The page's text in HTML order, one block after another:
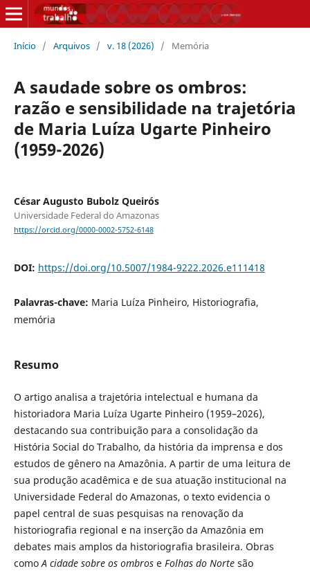
Início / Arquivos / v. 18 (2026) / Memória
A saudade sobre os ombros:
razão e sensibilidade na trajetória
de Maria Luíza Ugarte Pinheiro
(1959-2026)
César Augusto Bubolz Queirós
Universidade Federal do Amazonas
https://orcid.org/0000-0002-5752-6148
DOI: https://doi.org/10.5007/1984-9222.2026.e111418
Palavras-chave: Maria Luíza Pinheiro, Historiografia,
memória
Resumo
O artigo analisa a trajetória intelectual e humana da
historiadora Maria Luíza Ugarte Pinheiro (1959–2026),
destacando sua contribuição para a consolidação da
História Social do Trabalho, da história da imprensa e dos
estudos de gênero na Amazônia. A partir de uma leitura de
sua produção acadêmica e de sua atuação institucional na
Universidade Federal do Amazonas, o texto evidencia o
papel central de suas pesquisas na renovação da
historiografia regional e na inserção da Amazônia em
debates mais amplos da historiografia brasileira. Obras
comoA cidade sobre os ombrose Folhas do Nortesão